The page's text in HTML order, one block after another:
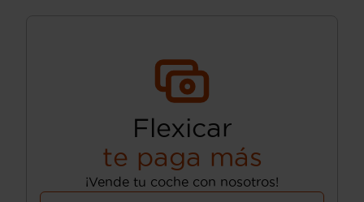
Flexicar
te paga más
¡Vende tu coche con nosotros!